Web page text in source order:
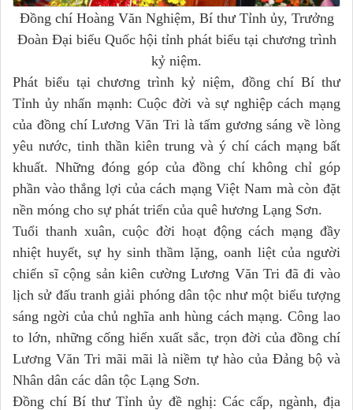
Đồng chí Hoàng Văn Nghiệm, Bí thư Tỉnh ủy, Trưởng
Đoàn Đại biểu Quốc hội tỉnh phát biểu tại chương trình
kỷ niệm.
Phát biểu tại chương trình kỷ niệm, đồng chí Bí thư
Tỉnh ủy nhấn mạnh: Cuộc đời và sự nghiệp cách mạng
của đồng chí Lương Văn Tri là tấm gương sáng về lòng
yêu nước, tinh thần kiên trung và ý chí cách mạng bất
khuất. Những đóng góp của đồng chí không chỉ góp
phần vào thắng lợi của cách mạng Việt Nam mà còn đặt
nền móng cho sự phát triển của quê hương Lạng Sơn.
Tuổi thanh xuân, cuộc đời hoạt động cách mạng đầy
nhiệt huyết, sự hy sinh thầm lặng, oanh liệt của người
chiến sĩ cộng sản kiên cường Lương Văn Tri đã đi vào
lịch sử đấu tranh giải phóng dân tộc như một biểu tượng
sáng ngời của chủ nghĩa anh hùng cách mạng. Công lao
to lớn, những cống hiến xuất sắc, trọn đời của đồng chí
Lương Văn Tri mãi mãi là niềm tự hào của Đảng bộ và
Nhân dân các dân tộc Lạng Sơn.
Đồng chí Bí thư Tỉnh ủy đề nghị: Các cấp, ngành, địa